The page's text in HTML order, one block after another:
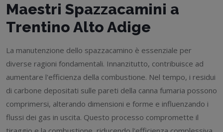
Maestri Spazzacamini a
Trentino Alto Adige
La manutenzione dello spazzacamino è essenziale per
diverse ragioni fondamentali. Innanzitutto, contribuisce ad
aumentare l'efficienza della combustione. Nel tempo, i residui
di carbone depositati sulle pareti della canna fumaria possono
comprimersi, alterando dimensioni e forme e influenzando i
flussi dei gas in uscita. Questo processo compromette il